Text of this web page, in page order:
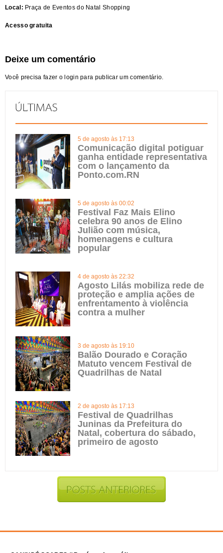
Local: Praça de Eventos do Natal Shopping
Acesso gratuita
Deixe um comentário
Você precisa fazer o login para publicar um comentário.
5 de agosto às 17:13
Comunicação digital potiguar
ganha entidade representativa
com o lançamento da
Ponto.com.RN
5 de agosto às 00:02
Festival Faz Mais Elino
celebra 90 anos de Elino
Julião com música,
homenagens e cultura
popular
4 de agosto às 22:32
Agosto Lilás mobiliza rede de
proteção e amplia ações de
enfrentamento à violência
contra a mulher
3 de agosto às 19:10
Balão Dourado e Coração
Matuto vencem Festival de
Quadrilhas de Natal
2 de agosto às 17:13
Festival de Quadrilhas
Juninas da Prefeitura do
Natal, cobertura do sábado,
primeiro de agosto